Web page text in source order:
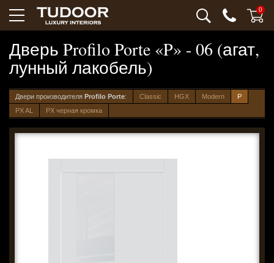
0
Дверь Profilo Porte «P» - 06 (агат,
лунный лакобель)
Двери производителя Profilo Porte: Classic HGX Modern
P
PX AL
PX черная кромка